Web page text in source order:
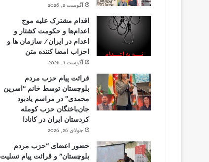
آگوست 2, 2026
اقدام مشترک علیه موج
اعدام‌ها و حکومت کشتار و
اعدام در ایران/ سازمان ها و
احزاب امضا کننده متن
آگوست 1, 2026
قرائت پیام حزب مردم
بلوچستان توسط خانم “اسرین
محمدی” در مراسم یادبود
جان‌باختگان حزب کومله
کردستان ایران در کانادا
جولای 26, 2026
حضور اعضای “حزب مردم
بلوچستان” و قرائت پیام تسلیت